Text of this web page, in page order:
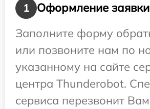
1
Оформление заявки
Заполните форму
или позвоните нам по
указанному на сайте
центра Thunderobot.
сервиса перезвонит